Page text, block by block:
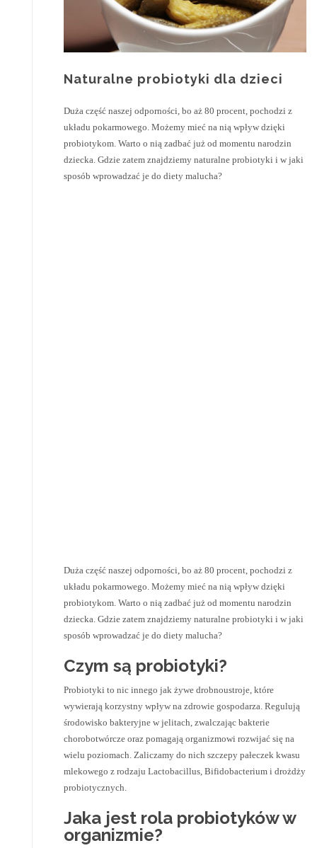
Naturalne probiotyki dla dzieci
Duża część naszej odporności, bo aż 80 procent, pochodzi z
układu pokarmowego. Możemy mieć na nią wpływ dzięki
probiotykom. Warto o nią zadbać już od momentu narodzin
dziecka. Gdzie zatem znajdziemy naturalne probiotyki i w jaki
sposób wprowadzać je do diety malucha?
Duża część naszej odporności, bo aż 80 procent, pochodzi z
układu pokarmowego. Możemy mieć na nią wpływ dzięki
probiotykom. Warto o nią zadbać już od momentu narodzin
dziecka. Gdzie zatem znajdziemy naturalne probiotyki i w jaki
sposób wprowadzać je do diety malucha?
Czym są probiotyki?
Probiotyki to nic innego jak żywe drobnoustroje, które
wywierają korzystny wpływ na zdrowie gospodarza. Regulują
środowisko bakteryjne w jelitach, zwalczając bakterie
chorobotwórcze oraz pomagają organizmowi rozwijać się na
wielu poziomach. Zaliczamy do nich szczepy pałeczek kwasu
mlekowego z rodzaju Lactobacillus, Bifidobacterium i drożdży
probiotycznych.
Jaka jest rola probiotyków w
organizmie?